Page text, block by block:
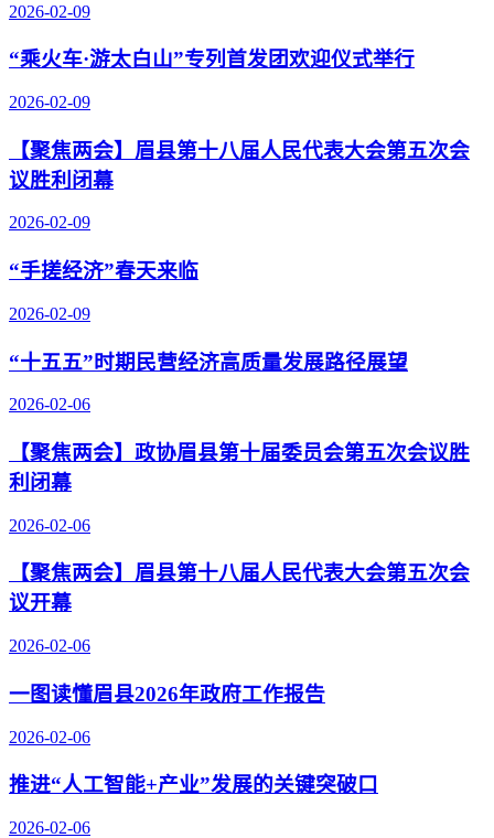
2026-02-09
“乘火车·游太白山”专列首发团欢迎仪式举行
2026-02-09
【聚焦两会】眉县第十八届人民代表大会第五次会
议胜利闭幕
2026-02-09
“手搓经济”春天来临
2026-02-09
“十五五”时期民营经济高质量发展路径展望
2026-02-06
【聚焦两会】政协眉县第十届委员会第五次会议胜
利闭幕
2026-02-06
【聚焦两会】眉县第十八届人民代表大会第五次会
议开幕
2026-02-06
一图读懂眉县2026年政府工作报告
2026-02-06
推进“人工智能+产业”发展的关键突破口
2026-02-06